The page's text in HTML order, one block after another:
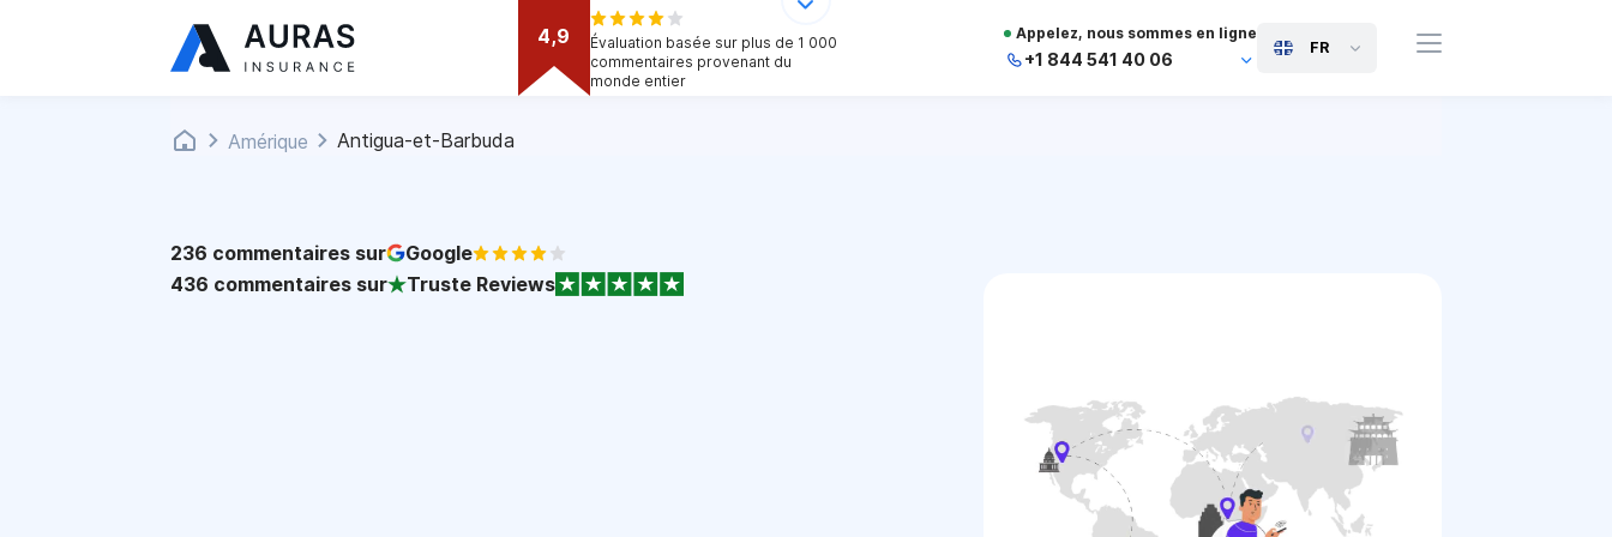
4,9
Évaluation basée sur plus de 1 000
commentaires provenant du
monde entier
Appelez, nous sommes en ligne
+1 844 541 40 06
FR
Amérique Antigua-et-Barbuda
236 commentaires sur
Google
436 commentaires sur Truste Reviews